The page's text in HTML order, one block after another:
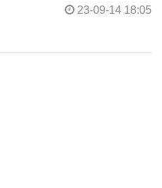
23-09-14 18:05